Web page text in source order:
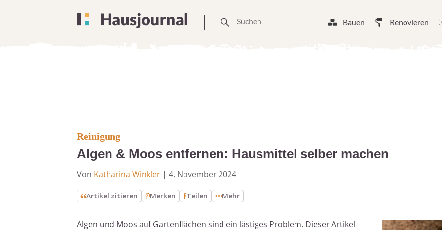
Bauen Renovieren
Reinigung
Algen & Moos entfernen: Hausmittel selber machen
Von Katharina Winkler | 4. November 2024
Artikel zitieren Merken Teilen Mehr
Algen und Moos auf Gartenflächen sind ein lästiges Problem. Dieser Artikel